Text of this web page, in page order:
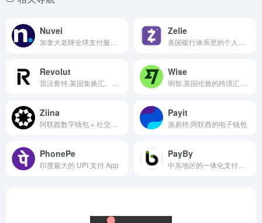
Nuvei Zelle
Revolut Wise
Ziina Payit
派易特,阿联酋的电子钱包
PhonePe
印度最大的 UPI 支付 App
PayBy